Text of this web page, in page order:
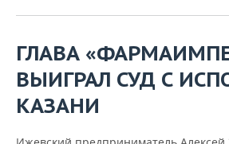
ГЛАВА
ВЫИГРАЛ СУД С
КАЗАНИ